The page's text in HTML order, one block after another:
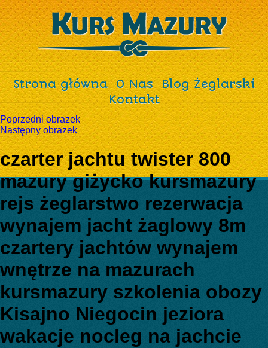
Strona główna O Nas
Blog Żeglarski
Kontakt
Poprzedni obrazek
Następny obrazek
czarter jachtu twister 800
mazury giżycko kursmazury
rejs żeglarstwo rezerwacja
wynajem jacht żaglowy 8m
czartery jachtów wynajem
wnętrze na mazurach
kursmazury szkolenia obozy
Kisajno Niegocin jeziora
wakacje nocleg na jachcie